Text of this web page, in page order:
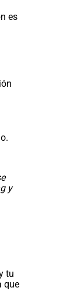
es
y
tu
que